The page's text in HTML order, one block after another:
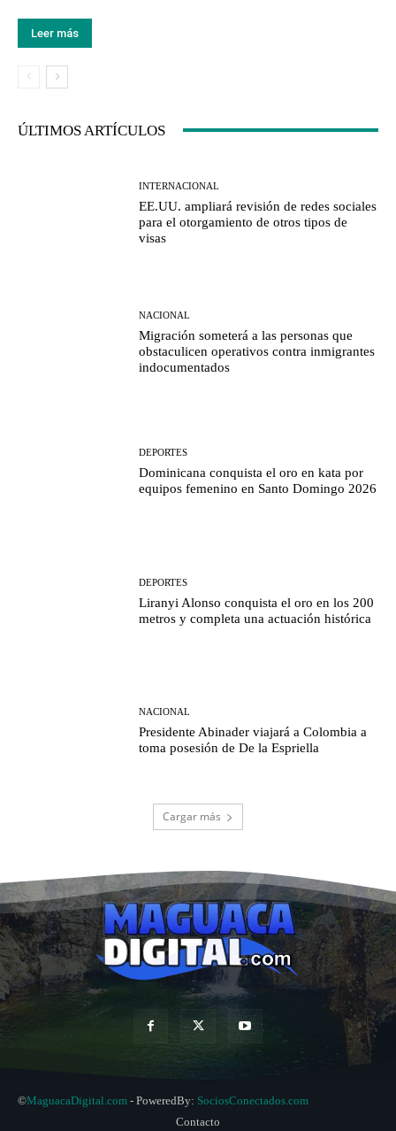
Leer más
ÚLTIMOS ARTÍCULOS
INTERNACIONAL
EE.UU. ampliará revisión de redes sociales
para el otorgamiento de otros tipos de
visas
NACIONAL
Migración someterá a las personas que
obstaculicen operativos contra inmigrantes
indocumentados
DEPORTES
Dominicana conquista el oro en kata por
equipos femenino en Santo Domingo 2026
DEPORTES
Liranyi Alonso conquista el oro en los 200
metros y completa una actuación histórica
NACIONAL
Presidente Abinader viajará a Colombia a
toma posesión de De la Espriella
Cargar más
©MaguacaDigital.com - PoweredBy: SociosConectados.com
Contacto